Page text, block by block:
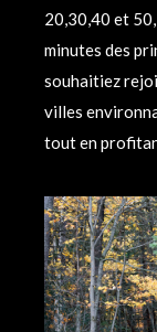
20,30,40 et
minutes des
souhaitiez
villes
tout en